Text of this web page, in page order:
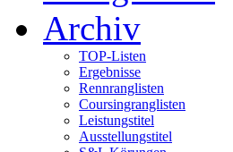
Archiv
TOP-Listen
Ergebnisse
Rennranglisten
Coursingranglisten
Leistungstitel
Ausstellungstitel